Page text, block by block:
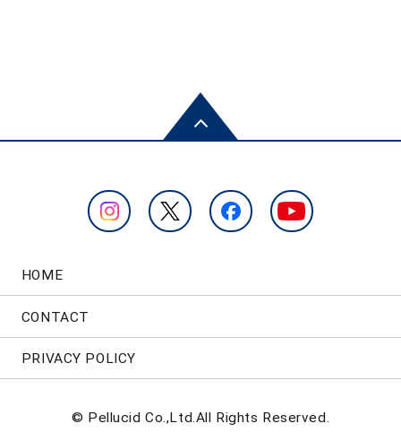
HOME
CONTACT
PRIVACY POLICY
© Pellucid Co.,Ltd.All Rights Reserved.